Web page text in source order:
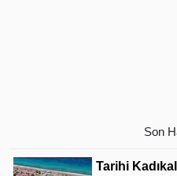
Son
Tarihi